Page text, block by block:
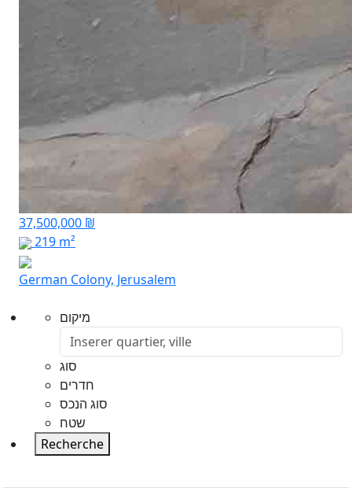
37,500,000 ₪
219 m²
German Colony, Jerusalem
מיקום
סוג
חדרים
סוג הנכס
שטח
Recherche